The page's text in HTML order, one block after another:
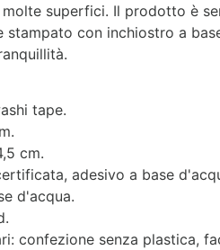
superfici. Il prodotto è
con inchiostro a
tape.
cm.
adesivo a base
d'acqua.
confezione senza plastica,